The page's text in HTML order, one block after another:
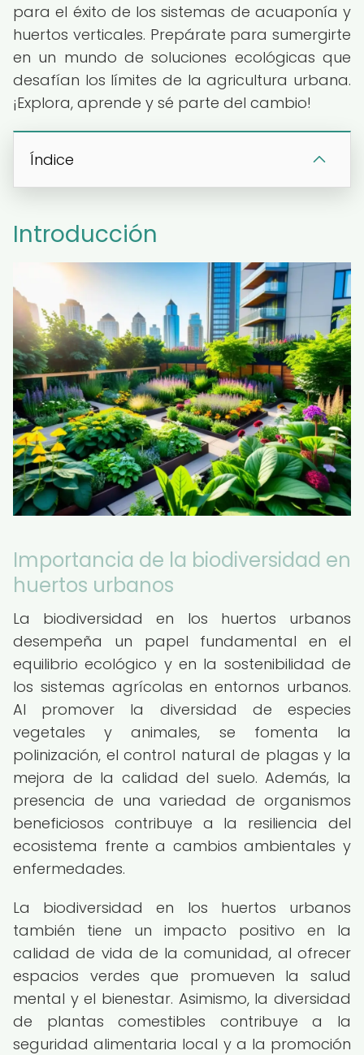
para el éxito de los sistemas de acuaponía y
huertos verticales. Prepárate para sumergirte
en un mundo de soluciones ecológicas que
desafían los límites de la agricultura urbana.
¡Explora, aprende y sé parte del cambio!
Índice
Introducción
Importancia de la biodiversidad en
huertos urbanos
La biodiversidad en los huertos urbanos
desempeña un papel fundamental en el
equilibrio ecológico y en la sostenibilidad de
los sistemas agrícolas en entornos urbanos.
Al promover la diversidad de especies
vegetales y animales, se fomenta la
polinización, el control natural de plagas y la
mejora de la calidad del suelo. Además, la
presencia de una variedad de organismos
beneficiosos contribuye a la resiliencia del
ecosistema frente a cambios ambientales y
enfermedades.
La biodiversidad en los huertos urbanos
también tiene un impacto positivo en la
calidad de vida de la comunidad, al ofrecer
espacios verdes que promueven la salud
mental y el bienestar. Asimismo, la diversidad
de plantas comestibles contribuye a la
seguridad alimentaria local y a la promoción